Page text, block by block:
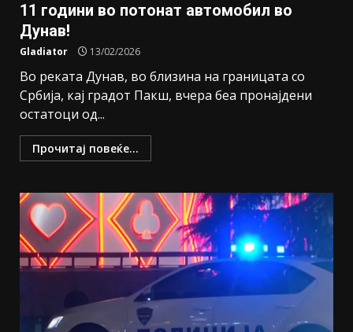
11 години во потонат автомобил во
Дунав!
Gladiator 13/02/2026
Во реката Дунав, во близина на границата со
Србија, кај градот Пакш, вчера беа пронајдени
остатоци од...
Прочитај повеќе...